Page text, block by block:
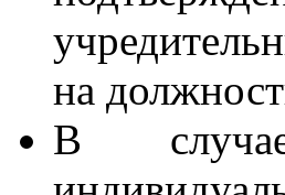
на
В